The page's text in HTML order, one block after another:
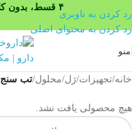
۴ قسط، بدون کارمزد
رد کردن به ناوبری
رد کردن به محتوای اصلی
منو
خانه/تجهیزات/ژل/محلول/تب سنج
هیچ محصولی یافت نشد.